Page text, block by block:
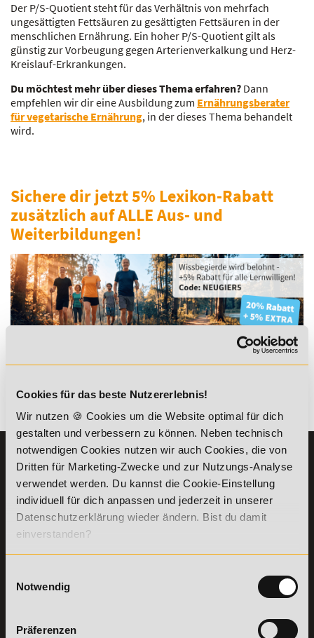
Cookies für das beste Nutzererlebnis!
Wir nutzen 🍪 Cookies um die Website optimal für dich
gestalten und verbessern zu können. Neben technisch
notwendigen Cookies nutzen wir auch Cookies, die von
Dritten für Marketing-Zwecke und zur Nutzungs-Analyse
verwendet werden. Du kannst die Cookie-Einstellung
individuell für dich anpassen und jederzeit in unserer
Datenschutzerklärung wieder ändern. Bist du damit
einverstanden?
Notwendig
Präferenzen
Der P/S-Quotient steht für das Verhältnis von mehrfach
ungesättigten Fettsäuren zu gesättigten Fettsäuren in der
menschlichen Ernährung. Ein hoher P/S-Quotient gilt als
günstig zur Vorbeugung gegen Arterienverkalkung und Herz-
Kreislauf-Erkrankungen.
Du möchtest mehr über dieses Thema erfahren? Dann
empfehlen wir dir eine Ausbildung zum Ernährungsberater
für vegetarische Ernährung, in der dieses Thema behandelt
wird.
Sichere dir jetzt 5% Lexikon-Rabatt
zusätzlich auf ALLE Aus- und
Weiterbildungen!
*Der Rabattcode "NEUGIER5" ist mit weiteren Rabatten
KONTAKT
07191-22987-0
WhatsApp:
+49 (0) 7191 9513201
Academy of Sports GmbH
71522Backnang
Erreichbarkeit:
INFORMATIONEN
Die Academy
Lehr- und
Lernmethoden
Bildungsgutschein
Partnerprogramm